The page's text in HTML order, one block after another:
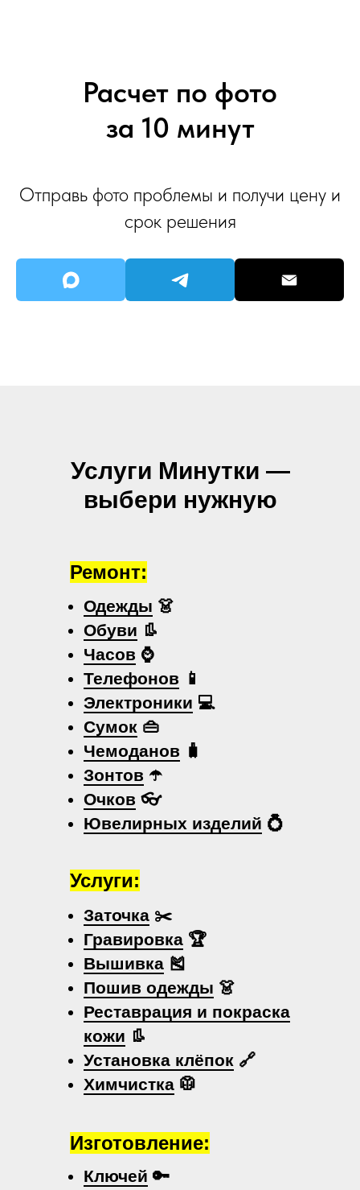
Расчет по фото
за 10 минут
Отправь фото проблемы и получи цену и
срок решения
Услуги Минутки —
выбери нужную
Одежды 👗
Обуви 👢
Часов ⌚
Телефонов 📱
Электроники 💻
Сумок 👜
Чемоданов 🧳
Зонтов ☂️
Очков 👓
Ювелирных изделий 💍
Заточка ✂️
Гравировка 🏆
Вышивка 🎽
Пошив одежды 👗
Реставрация и покраска
кожи 👢
Установка клёпок 🔗
Химчистка 🥼
Ключей 🔑
Ремонт:
Услуги:
Изготовление: